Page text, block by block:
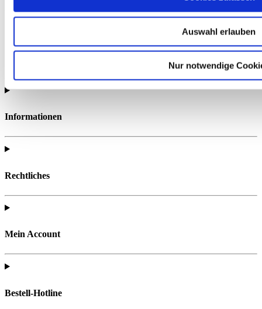
Auswahl erlauben
Nur notwendige
Vorbereitung auf Ihre Prüfung.
Informationen
Rechtliches
Mein Account
Bestell-Hotline